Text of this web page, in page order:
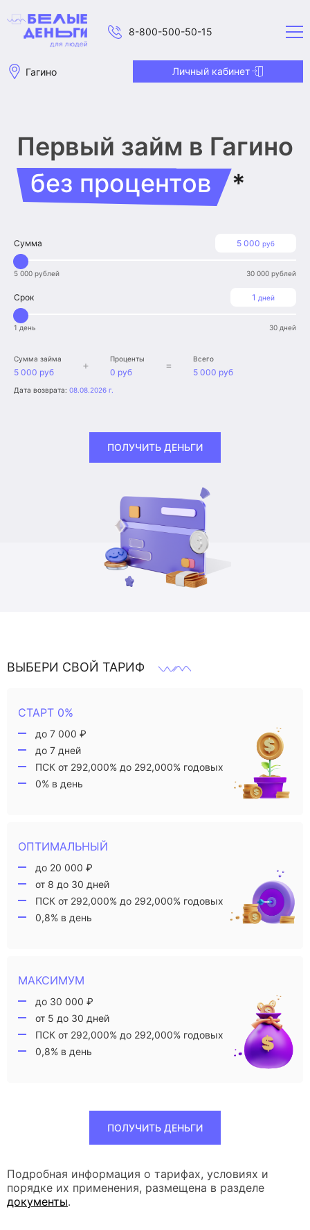
8-800-500-50-15
Гагино Личный кабинет
Первый займ в Гагино
без процентов
*
5 000 руб
Сумма
5 000 рублей 30 000 рублей
1 дней
Срок
1 день 30 дней
Сумма займа
5 000 руб
+ Проценты
0 руб
= Всего
5 000 руб
Дата возврата: 08.08.2026 г.
ПОЛУЧИТЬ ДЕНЬГИ
ВЫБЕРИ СВОЙ ТАРИФ
СТАРТ 0%
до 7 000 ₽
до 7 дней
ПСК от 292,000% до 292,000% годовых
0% в день
ОПТИМАЛЬНЫЙ
до 20 000 ₽
от 8 до 30 дней
ПСК от 292,000% до 292,000% годовых
0,8% в день
МАКСИМУМ
до 30 000 ₽
от 5 до 30 дней
ПСК от 292,000% до 292,000% годовых
0,8% в день
ПОЛУЧИТЬ ДЕНЬГИ
Подробная информация о тарифах, условиях и
порядке их применения, размещена в разделе
документы.